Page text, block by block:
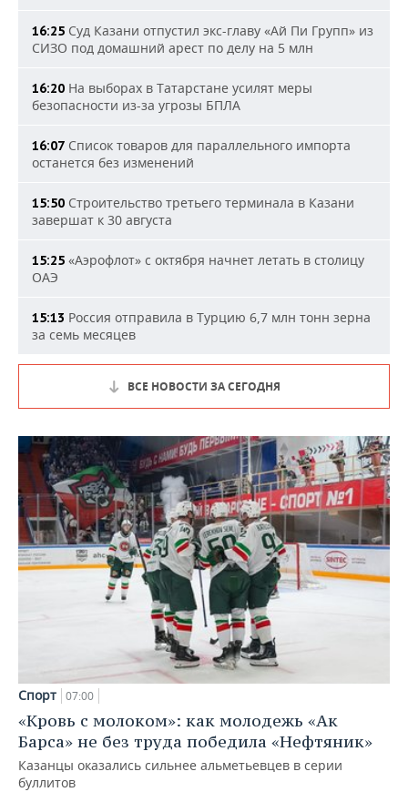
16:25 Суд Казани отпустил экс-главу «Ай Пи Групп» из
СИЗО под домашний арест по делу на 5 млн
16:20 На выборах в Татарстане усилят меры
безопасности из-за угрозы БПЛА
16:07 Список товаров для параллельного импорта
останется без изменений
15:50 Строительство третьего терминала в Казани
завершат к 30 августа
15:25 «Аэрофлот» с октября начнет летать в столицу
ОАЭ
15:13 Россия отправила в Турцию 6,7 млн тонн зерна
за семь месяцев
ВСЕ НОВОСТИ ЗА СЕГОДНЯ
Спорт 07:00
«Кровь с молоком»: как молодежь «Ак
Барса» не без труда победила «Нефтяник»
Казанцы оказались сильнее альметьевцев в серии
буллитов